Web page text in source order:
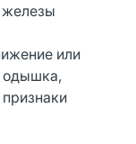
железы
или
одышка,